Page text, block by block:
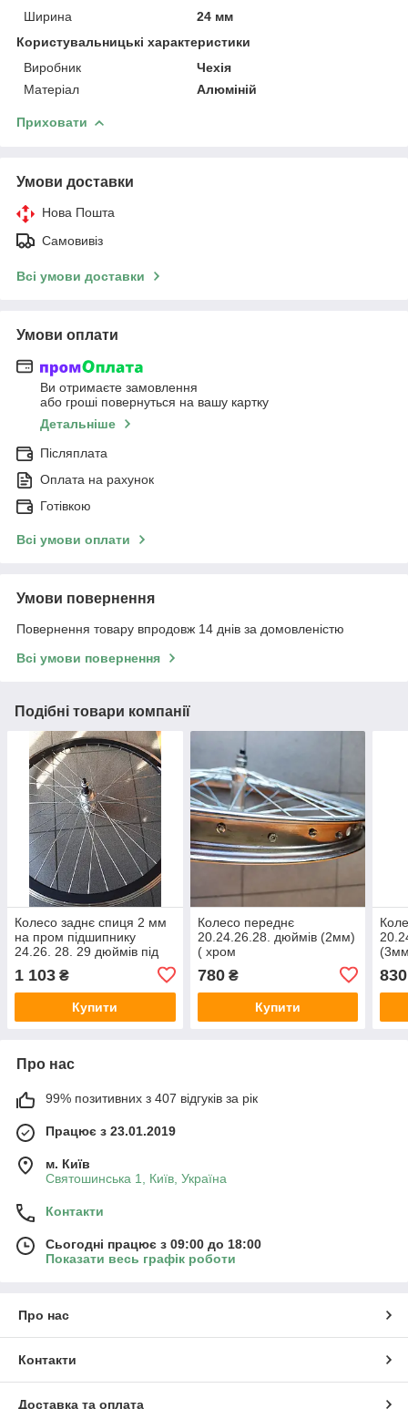
Ширина
24 мм
Користувальницькі характеристики
Виробник
Чехія
Матеріал
Алюміній
Приховати
Умови доставки
Нова Пошта
Самовивіз
Всі умови доставки
Умови оплати
Ви отримаєте замовлення
або гроші повернуться на вашу картку
Детальніше
Післяплата
Оплата на рахунок
Готівкою
Всі умови оплати
Умови повернення
Повернення товару впродовж 14 днів за домовленістю
Всі умови повернення
Подібні товари компанії
Колесо заднє спиця 2 мм
на пром підшипнику
24.26. 28. 29 дюймів під
1 103 ₴
Купити
Колесо переднє
20.24.26.28. дюймів (2мм)
( хром
780₴
Купити
830
Про нас
99% позитивних з 407 відгуків за рік
Працює з 23.01.2019
м. Київ
Святошинська 1, Київ, Україна
Контакти
Сьогодні працює з 09:00 до 18:00
Показати весь графік роботи
Про нас
Контакти
Доставка та оплата